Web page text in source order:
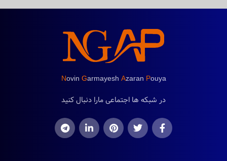
Novin Garmayesh Azaran Pouya
در شبکه ها اجتماعی مارا دنبال کنید